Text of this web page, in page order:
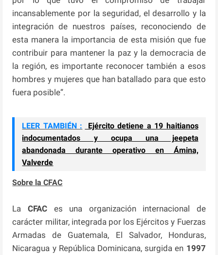
incansablemente por la seguridad, el desarrollo y la
integración de nuestros países, reconociendo de
esta manera la importancia de esta misión que fue
contribuir para mantener la paz y la democracia de
la región, es importante reconocer también a esos
hombres y mujeres que han batallado para que esto
fuera posible”.
LEER TAMBIÉN :
Ejército detiene a 19 haitianos
indocumentados y ocupa una jeepeta
abandonada durante operativo en Ámina,
Valverde
Sobre la CFAC
La CFAC es una organización internacional de
carácter militar, integrada por los Ejércitos y Fuerzas
Armadas de Guatemala, El Salvador, Honduras,
Nicaragua y República Dominicana, surgida en 1997